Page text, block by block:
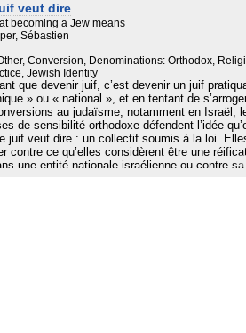
de la pratique religieuse, quitte à négocier
veut dire
becoming a Jew means
Sébastien
Conversion, Denominations: Orthodox,
Jewish Identity
que devenir juif, c’est devenir un juif
» ou « national », et en tentant de
au judaïsme, notamment en Israël,
de sensibilité orthodoxe défendent l’idée
juif veut dire : un collectif soumis à la loi.
contre ce qu’elles considèrent être une
une entité nationale israélienne ou contre sa